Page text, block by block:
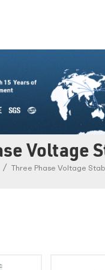
Voltage
/ Three Phase Voltage